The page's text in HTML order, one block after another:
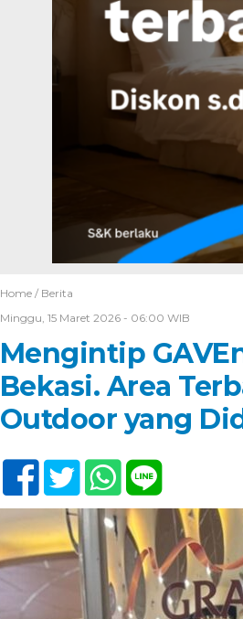
Home / Berita
Minggu, 15 Maret 2026 - 06:00 WIB
Mengintip
Bekasi. Area
Outdoor yang